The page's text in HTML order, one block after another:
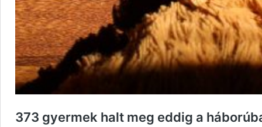
373 gyermek halt meg eddig a